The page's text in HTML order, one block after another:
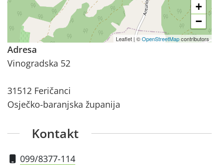
+
−
Leaflet | ©OpenStreetMapcontributors
Adresa
Vinogradska 52
31512 Feričanci
Osječko-baranjska županija
Kontakt
099/8377-114